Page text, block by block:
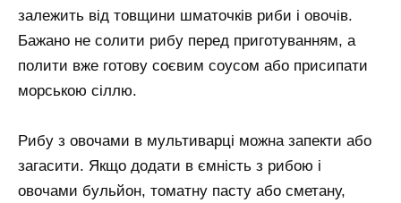
залежить від товщини шматочків риби і овочів.
Бажано не солити рибу перед приготуванням, а
полити вже готову соєвим соусом або присипати
морською сіллю.
Рибу з овочами в мультиварці можна запекти або
загасити. Якщо додати в ємність з рибою і
овочами бульйон, томатну пасту або сметану,